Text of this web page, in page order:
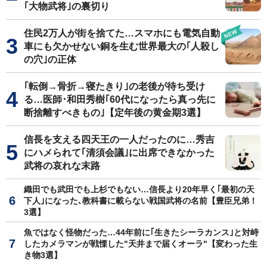
｢大物武将｣の裏切り
住民2万人が街を捨てた…スマホにも電気自動
車にも欠かせない銅を生む世界最大の｢人殺し
の穴｣の正体
｢転倒→骨折→寝たきり｣の老後が待ち受け
る…医師･和田秀樹｢60代になったら真っ先に
断捨離すべきもの｣【定年後の黄金期3選】
信長を支える四天王の一人だったのに…秀吉
にハメられて｢清須会議｣に出席できなかった
武将の哀れな末路
織田でも武田でも上杉でもない…信長より20年早く｢最初の天
下人｣になった､教科書に載らない戦国武将の名前【豊臣兄弟！
3選】
魚ではなく怪物だった…44年前に｢生きたシーラカンス｣と対峙
したカメラマンが戦慄した"天井まで届くオーラ"【変わった生
き物3選】